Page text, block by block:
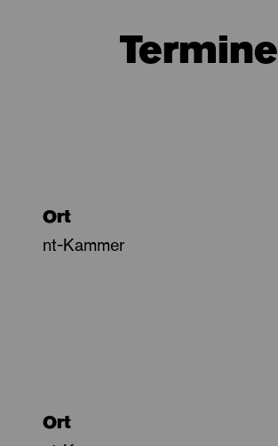
Termine
Ort
nt-Kammer
Ort